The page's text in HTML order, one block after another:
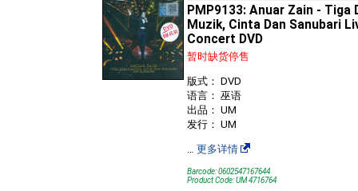
PMP9133: Anuar Zain - Tiga
Muzik, Cinta Dan Sanubari
Concert DVD
暂时缺货停售
版式： DVD
语言： 巫语
出品： UM
发行： UM
… 更多详情
Barcode: 0602547167644
Product Code: UM 4716764